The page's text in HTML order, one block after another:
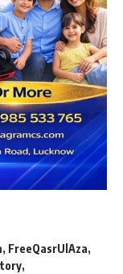
, FreeQasrUlAza,
,